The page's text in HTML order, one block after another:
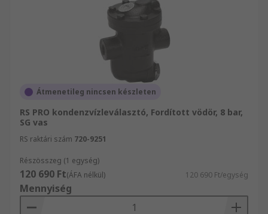
Átmenetileg nincsen készleten
RS PRO kondenzvízleválasztó, Fordított vödör, 8 bar,
SG vas
RS raktári szám 720-9251
Részösszeg (1 egység)
120 690 Ft(ÁFA nélkül) 120 690 Ft/egység
Mennyiség